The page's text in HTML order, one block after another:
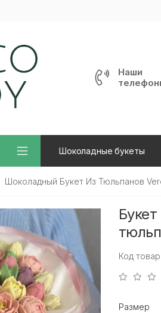
Наши
Шоколадные букеты
Шоколадный Букет Из Тюльпанов
Код
Размер